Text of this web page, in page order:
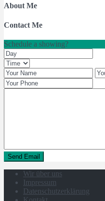
About Me
Contact Me
Schedule a showing?
Wir über uns
Impressum
Datenschutzerklärung